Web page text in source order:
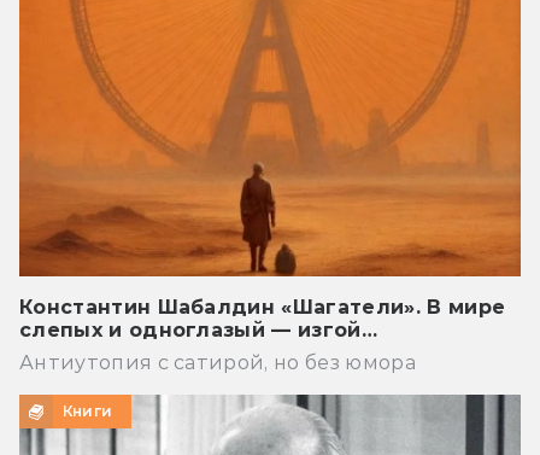
Константин Шабалдин «Шагатели». В мире
слепых и одноглазый — изгой…
Антиутопия с сатирой, но без юмора
Книги